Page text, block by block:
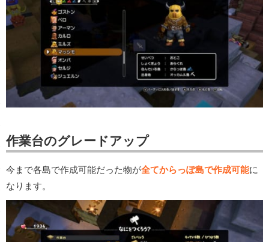
作業台のグレードアップ
今まで各島で作成可能だった物が全てからっぽ島で作成可能に
なります。